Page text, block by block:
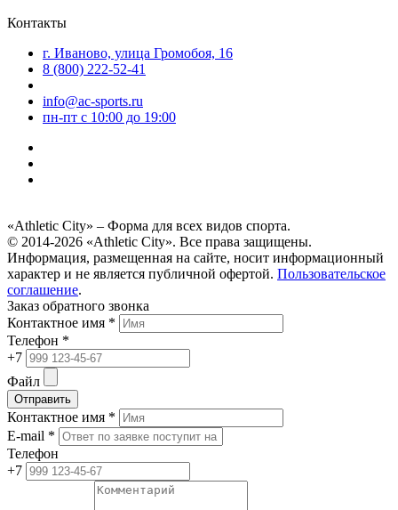
Контакты
г. Иваново, улица Громобоя, 16
8 (800) 222-52-41
info@ac-sports.ru
пн-пт c 10:00 до 19:00
«Athletic City» – Форма для всех видов спорта.
© 2014-2026 «Athletic City». Все права защищены.
Информация, размещенная на сайте, носит информационный
характер и не является публичной офертой. Пользовательское
соглашение.
Заказ обратного звонка
Контактное имя *
Телефон *
+7
Файл
Отправить
Контактное имя *
E-mail *
Телефон
+7